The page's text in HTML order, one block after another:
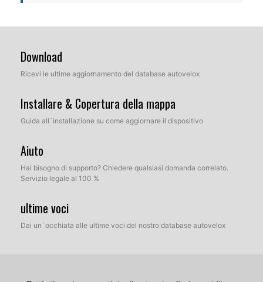
Download
Ricevi le ultime aggiornamento del database autovelox
Installare & Copertura della mappa
Guida all´installazione su come aggiornare il dispositivo
Aiuto
Hai bisogno di supporto? Chiedere qualsiasi domanda correlato.
Servizio legale al 100 %
ultime voci
Dai un´occhiata alle ultime voci del nostro database autovelox